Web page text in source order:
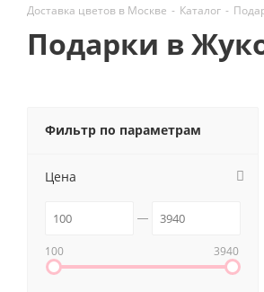
Доставка цветов в Москве - Каталог -
Подарки в
Фильтр по параметрам
Цена
100 3940